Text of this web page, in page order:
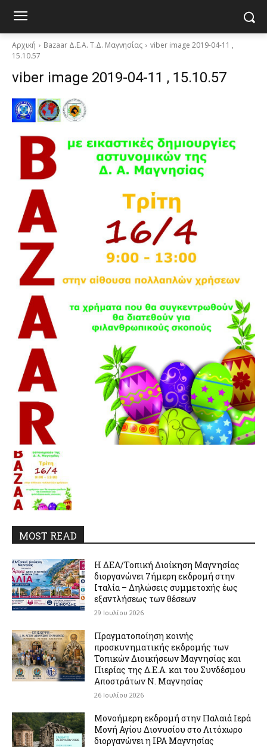
Αρχική Bazaar Δ.Ε.Α. Τ.Δ. Μαγνησίας
viber image 2019-04-11 ,
15.10.57
viber image 2019-04-11 , 15.10.57
MOST READ
Η ΔΕΑ/Τοπική Διοίκηση Μαγνησίας
διοργανώνει 7ήμερη εκδρομή στην
Ιταλία – Δηλώσεις συμμετοχής έως
εξαντλήσεως των θέσεων
29 Ιουλίου 2026
Πραγματοποίηση κοινής
προσκυνηματικής εκδρομής των
Τοπικών Διοικήσεων Μαγνησίας και
Πιερίας της Δ.Ε.Α. και του Συνδέσμου
Αποστράτων Ν. Μαγνησίας
26 Ιουλίου 2026
Μονοήμερη εκδρομή στην Παλαιά Ιερά
Μονή Αγίου Διονυσίου στο Λιτόχωρο
διοργανώνει η IPA Μαγνησίας